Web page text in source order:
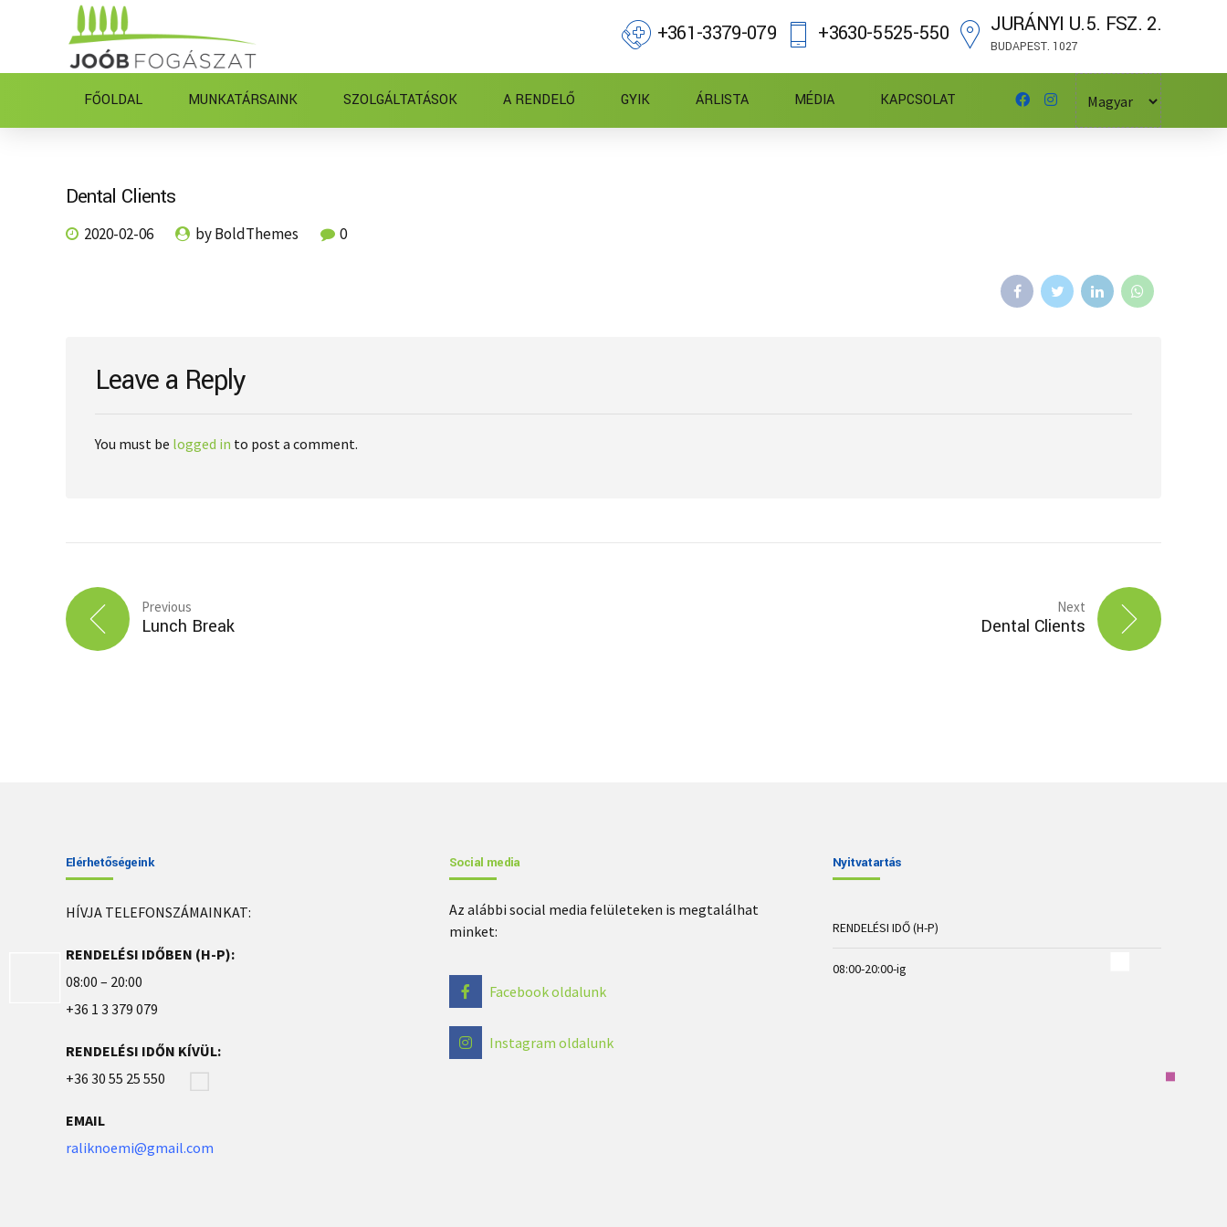
+361-3379-079 +3630-5525-550 JURÁNYI U.5. FSZ. 2.
BUDAPEST. 1027
FŐOLDAL MUNKATÁRSAINK SZOLGÁLTATÁSOK A RENDELŐ GYIK ÁRLISTA MÉDIA KAPCSOLAT
Dental Clients
2020-02-06 by BoldThemes 0
Leave a Reply
You must be logged in to post a comment.
Previous
Lunch Break
Next
Dental Clients
Elérhetőségeink
HÍVJA TELEFONSZÁMAINKAT:
RENDELÉSI IDŐBEN (H-P):
08:00 – 20:00
+36 1 3 379 079
RENDELÉSI IDŐN KÍVÜL:
+36 30 55 25 550
EMAIL
raliknoemi@gmail.com
Social media
Az alábbi social media felületeken is megtalálhat
minket:
Facebook oldalunk
Instagram oldalunk
Nyitvatartás
RENDELÉSI IDŐ (H-P)
08:00-20:00-ig